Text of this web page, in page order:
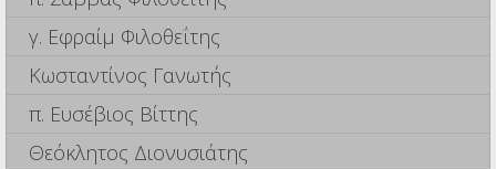
γ. Εφραίμ Φιλοθεΐτης
Κωσταντίνος Γανωτής
π. Ευσέβιος Βίττης
Θεόκλητος Διονυσιάτης